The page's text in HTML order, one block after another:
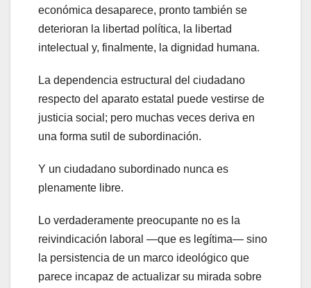
económica desaparece, pronto también se
deterioran la libertad política, la libertad
intelectual y, finalmente, la dignidad humana.
La dependencia estructural del ciudadano
respecto del aparato estatal puede vestirse de
justicia social; pero muchas veces deriva en
una forma sutil de subordinación.
Y un ciudadano subordinado nunca es
plenamente libre.
Lo verdaderamente preocupante no es la
reivindicación laboral —que es legítima— sino
la persistencia de un marco ideológico que
parece incapaz de actualizar su mirada sobre